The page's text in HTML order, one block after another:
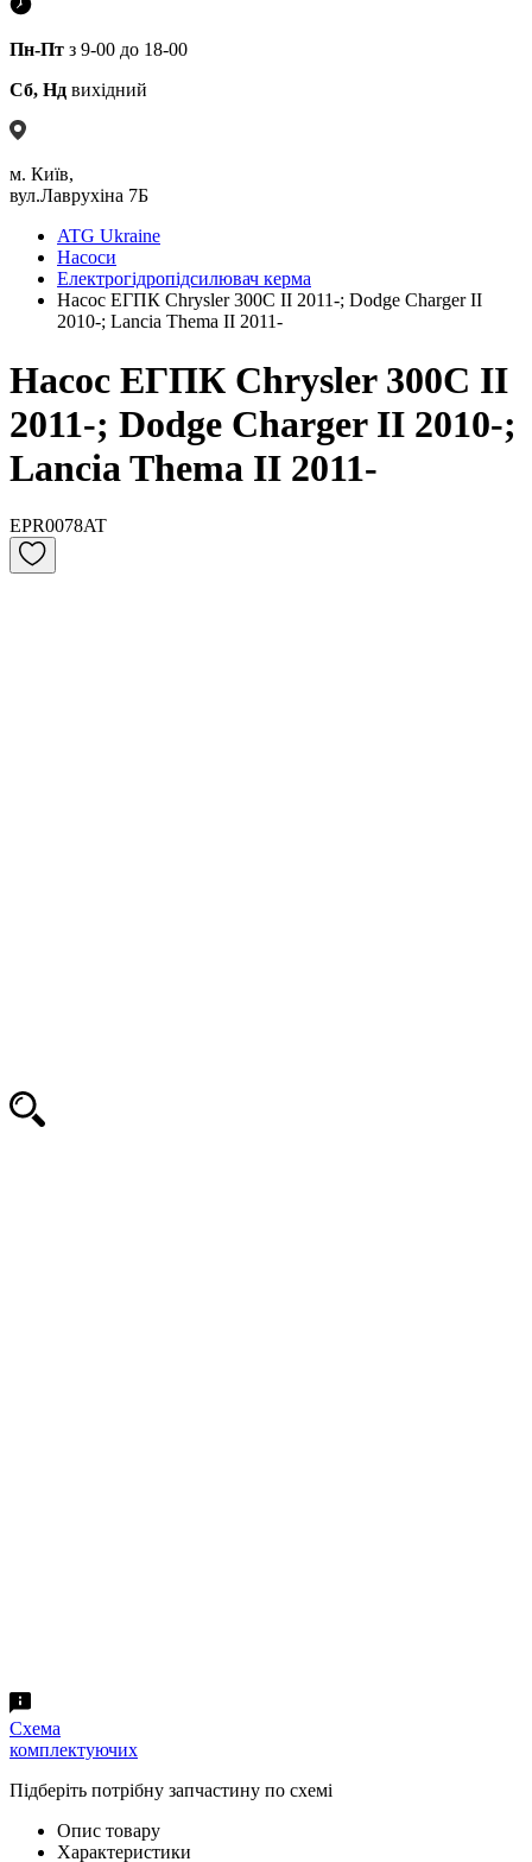
Пн-Пт з 9-00 до 18-00
Сб, Нд вихідний
м. Київ,
вул.Лаврухіна 7Б
ATG Ukraine
Насоси
Електрогідропідсилювач керма
Насос ЕГПК Chrysler 300C II 2011-; Dodge Charger II
2010-; Lancia Thema II 2011-
Насос ЕГПК Chrysler 300C II
2011-; Dodge Charger II 2010-;
Lancia Thema II 2011-
EPR0078AT
Схема
комплектуючих
Підберіть потрібну запчастину по схемі
Опис товару
Характеристики